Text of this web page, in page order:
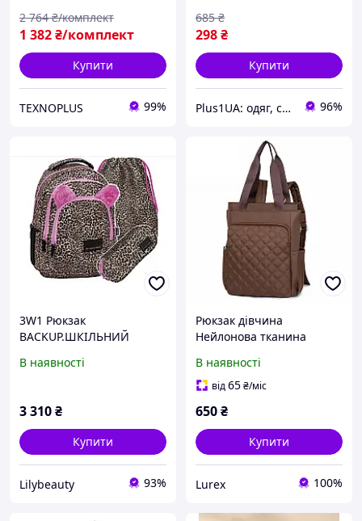
замком
1 382₴/комплект
2 764 ₴/комплект
Купити
TEXNOPLUS 99%
298₴
685 ₴
Купити
Plus1UA: одяг, сумки, аксесуари 96%
3W1 Рюкзак
BACKUP.ШКІЛЬНИЙ
ЛЕОПАРДОВИМ
ДІВЧИНКИ МОДНИЙ ХІТ
В наявності
3 310₴
Купити
Lilybeauty 93%
Рюкзак дівчина
Нейлонова тканина
Міський рюкзак шкільної
сумки для покупок гурт
В наявності
від65₴/міс
650₴
Купити
Lurex 100%